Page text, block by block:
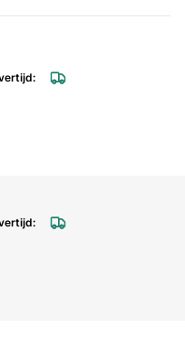
- 11mm tule
- 13mm tule